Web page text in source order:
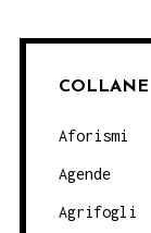
COLLANE
Aforismi
Agende
Agrifogli